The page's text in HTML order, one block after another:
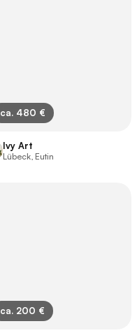
ca. 480 €
Ivy Art
Lübeck, Eutin
ca. 200 €